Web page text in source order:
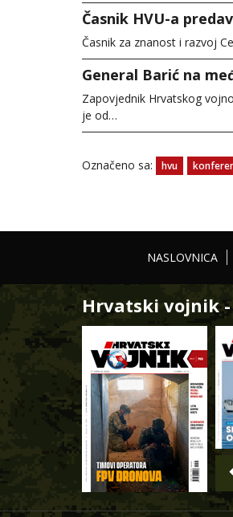
Časnik HVU-a
Časnik za znanost i razvoj
General Barić na
Zapovjednik Hrvatskog
je od…
Označeno sa: hvu
NASLOVNICA
Hrvatski vojnik